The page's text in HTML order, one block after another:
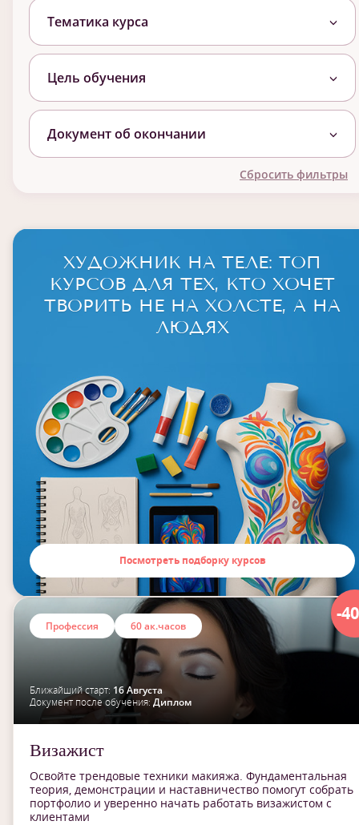
Тематика курса
Цель обучения
Документ об окончании
Сбросить фильтры
ХУДОЖНИК НА ТЕЛЕ: ТОП
КУРСОВ ДЛЯ ТЕХ, КТО ХОЧЕТ
ТВОРИТЬ НЕ НА ХОЛСТЕ, А НА
ЛЮДЯХ
Посмотреть подборку курсов
-
Профессия 60 ак.часов
Ближайший старт: 16 Августа
Документ после обучения: Диплом
Визажист
Освойте трендовые техники макияжа. Фундаментальная
теория, демонстрации и наставничество помогут собрать
портфолио и уверенно начать работать визажистом с
клиентами